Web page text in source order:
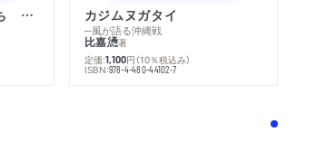
不幸になりたがる人たち 増補新版 カジムヌガタイ
─風が語る沖縄戦
比嘉慂著
定価:1,100円 （10％税込み）
ISBN:978-4-480-44102-7